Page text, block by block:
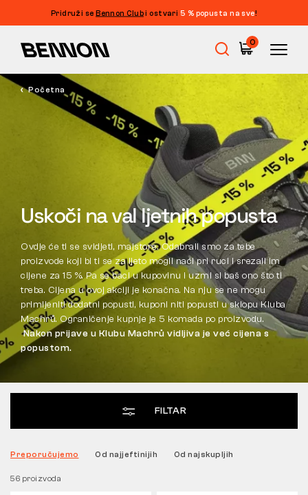
Pridruži seBennon Clubi ostvari 5 % popusta na sve!
0
Rasprodaja
Outdoor
Obuća za slobodno vrijeme
Tactical
Odjeća
O NAMA
Početna
Uskoči na val ljetnih popusta
Ovdje će ti se svidjeti, majstore. Odabrali smo za tebe
proizvode koji bi ti se za ljeto mogli naći pri ruci i srezali im
cijene za 15 %. Pa se baci u kupovinu i uzmi si baš ono što ti
treba. Cijena u ovoj akciji je konačna. Na nju se ne mogu
primijeniti dodatni popusti, kuponi niti popusti u sklopu Kluba
Machrů. Ograničenje kupnje je 5 komada po proizvodu.
Nakon prijave u Klubu Machrů vidljiva je već cijena s
popustom.
FILTAR
Filtriranje
CIJENA
VELIČINA
ZNAČAJKE
NORMA
KROJ
FILTRIRAJ
IZBRIŠI FILTRE
56 proizvoda
Preporučujemo Od najjeftinijih Od najskupljih